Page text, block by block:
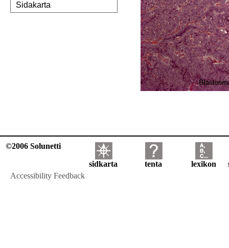
Sidakarta
©2006 Solunetti
sidkarta tenta lexikon
Accessibility Feedback